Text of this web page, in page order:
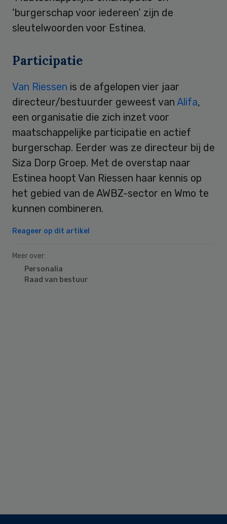
‘burgerschap voor iedereen’ zijn de
sleutelwoorden voor Estinea.
Participatie
Van Riessen is de afgelopen vier jaar
directeur/bestuurder geweest van Alifa,
een organisatie die zich inzet voor
maatschappelijke participatie en actief
burgerschap. Eerder was ze directeur bij de
Siza Dorp Groep. Met de overstap naar
Estinea hoopt Van Riessen haar kennis op
het gebied van de AWBZ-sector en Wmo te
kunnen combineren.
Reageer op dit artikel
Meer over:
Personalia
Raad van bestuur